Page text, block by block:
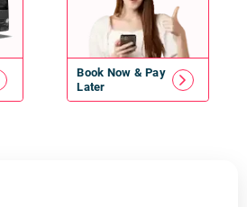
Book Now & Pay
Later